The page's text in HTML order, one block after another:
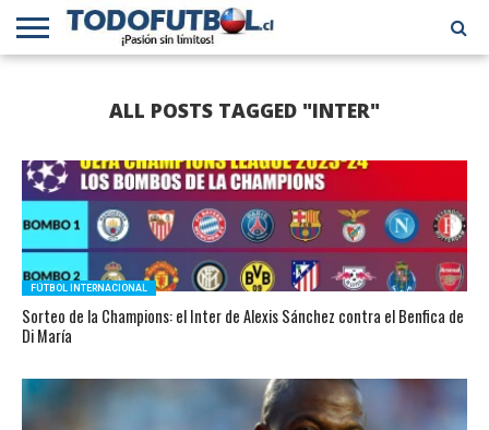
INTERNACIONALALL POSTS TAGGED "INTER"
FÚTBOL INTERNACIONAL
Sorteo de la Champions: el Inter de Alexis Sánchez contra el Benfica de
Di María